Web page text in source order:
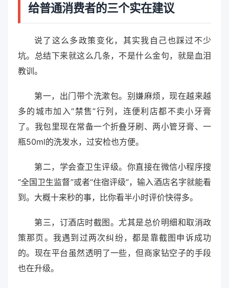
给普通消费者的三个实在建议
说了这么多政策变化，其实我自己也踩过不少
坑。总结下来就这么几条，不是什么金句，就是血泪
教训。
第一，出门带个洗漱包。别嫌麻烦，现在越来越
多的城市加入“禁售”行列，连便利店都不卖小牙膏
了。我包里现在常备一个折叠牙刷、两小管牙膏、一
瓶50ml的洗发水，过安检也方便。
第二，学会查卫生评级。你直接在微信小程序搜
“全国卫生监督”或者“住宿评级”，输入酒店名字就能看
到。大概十来秒的事，比你看半小时评价快得多。
第三，订酒店时截图。尤其是总价明细和取消政
策那页。我遇到过两次纠纷，都是靠截图申诉成功
的。现在平台虽然透明了一些，但商家钻空子的手段
也在升级。